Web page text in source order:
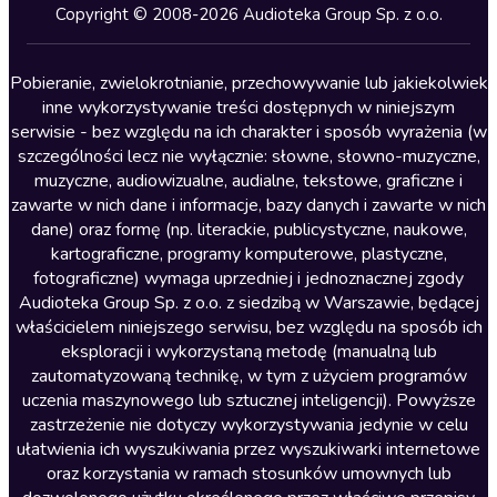
Kryminały
Lektury szkolne
Literatura anglojęzyczna
Literatura faktu
Literatura obyczajowa
Literatura piękna obca
Literatura piękna polska
Nagrania relaksacyjne
Nauka języków
Nauki humanistyczne
Podcasty i audycje
Polityka
Prasa
Copyright © 2008-2026 Audioteka Group Sp. z o.o.
Pobieranie, zwielokrotnianie, przechowywanie lub jakiekolwiek
inne wykorzystywanie treści dostępnych w niniejszym
serwisie - bez względu na ich charakter i sposób wyrażenia (w
szczególności lecz nie wyłącznie: słowne, słowno-muzyczne,
muzyczne, audiowizualne, audialne, tekstowe, graficzne i
zawarte w nich dane i informacje, bazy danych i zawarte w nich
dane) oraz formę (np. literackie, publicystyczne, naukowe,
kartograficzne, programy komputerowe, plastyczne,
fotograficzne) wymaga uprzedniej i jednoznacznej zgody
Audioteka Group Sp. z o.o. z siedzibą w Warszawie, będącej
właścicielem niniejszego serwisu, bez względu na sposób ich
eksploracji i wykorzystaną metodę (manualną lub
zautomatyzowaną technikę, w tym z użyciem programów
uczenia maszynowego lub sztucznej inteligencji). Powyższe
zastrzeżenie nie dotyczy wykorzystywania jedynie w celu
ułatwienia ich wyszukiwania przez wyszukiwarki internetowe
oraz korzystania w ramach stosunków umownych lub